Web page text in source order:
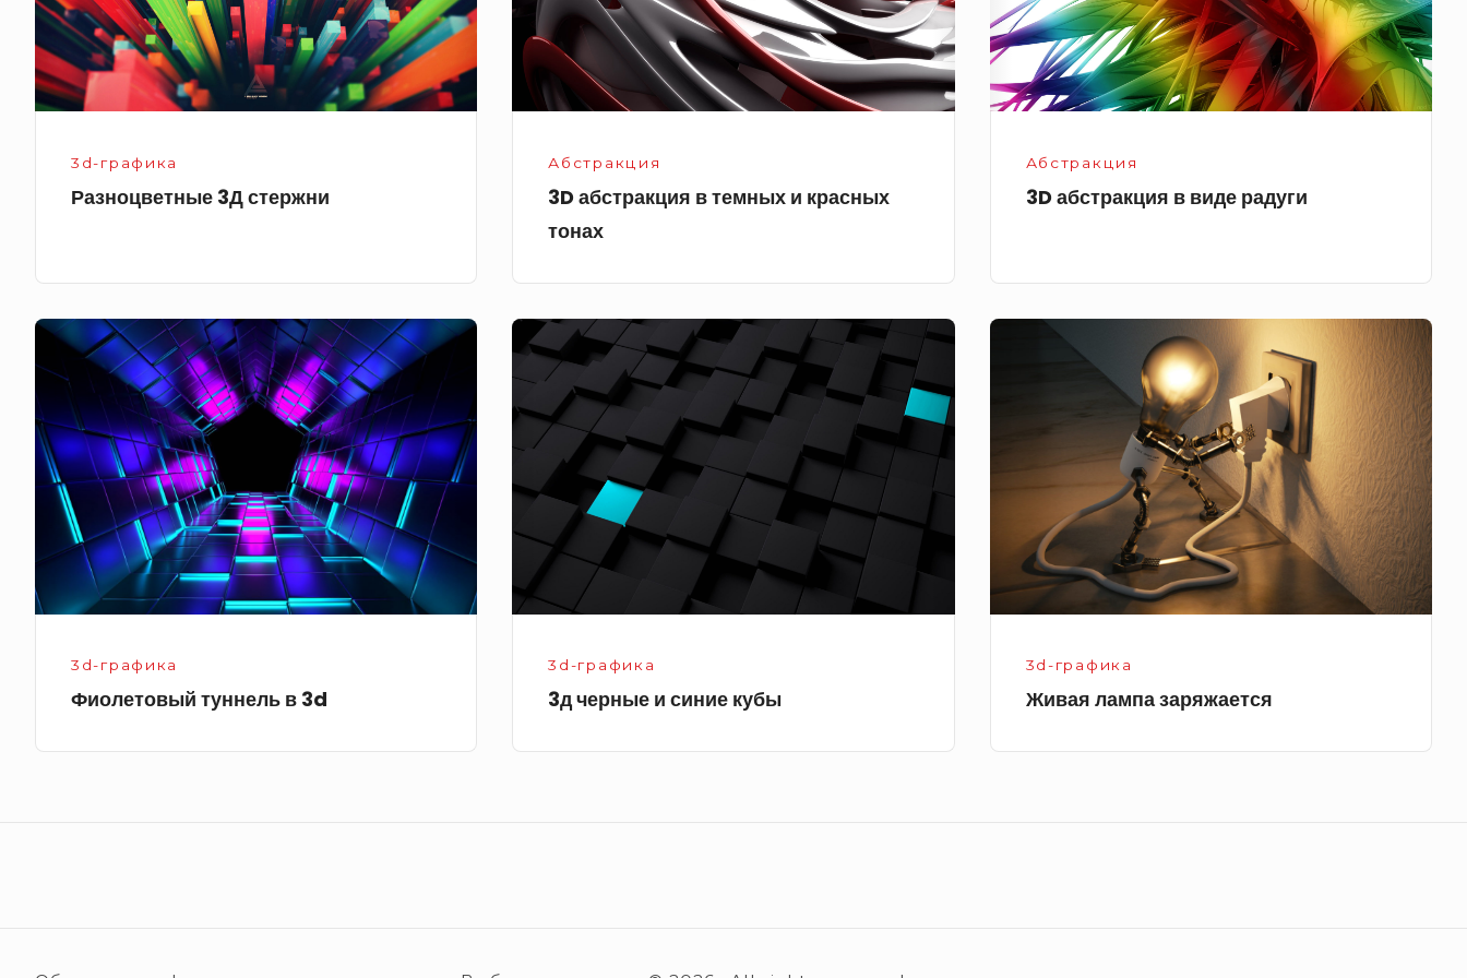
3d-графика
Разноцветные 3Д стержни
тонах
Абстракция
3D абстракция в темных и красных
тонах
Абстракция
3D абстракция в виде радуги
Фиолетовый
туннель
в
3d
3d-графика
Фиолетовый туннель в 3d
3д
черные
и
синие
кубы
3d-графика
3д черные и синие кубы
Живая
3d-графика
Живая лампа заряжается